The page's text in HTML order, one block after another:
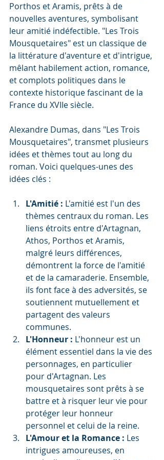
Porthos et Aramis, prêts à de
nouvelles aventures, symbolisant
leur amitié indéfectible. "Les Trois
Mousquetaires" est un classique de
la littérature d'aventure et d'intrigue,
mêlant habilement action, romance,
et complots politiques dans le
contexte historique fascinant de la
France du XVIIe siècle.
Alexandre Dumas, dans "Les Trois
Mousquetaires", transmet plusieurs
idées et thèmes tout au long du
roman. Voici quelques-unes des
idées clés :
L'Amitié : L'amitié est l'un des
thèmes centraux du roman. Les
liens étroits entre d'Artagnan,
Athos, Porthos et Aramis,
malgré leurs différences,
démontrent la force de l'amitié
et de la camaraderie. Ensemble,
ils font face à des adversités, se
soutiennent mutuellement et
partagent des valeurs
communes.
L'Honneur : L'honneur est un
élément essentiel dans la vie des
personnages, en particulier
pour d'Artagnan. Les
mousquetaires sont prêts à se
battre et à risquer leur vie pour
protéger leur honneur
personnel et celui de la reine.
L'Amour et la Romance : Les
intrigues amoureuses, en